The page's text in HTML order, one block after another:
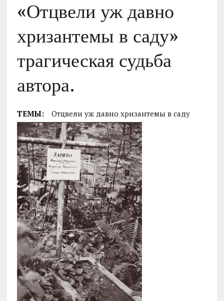
«Отцвели уж давно
хризантемы в саду»
трагическая судьба
автора.
ТЕМЫ: Отцвели уж давно хризантемы в саду